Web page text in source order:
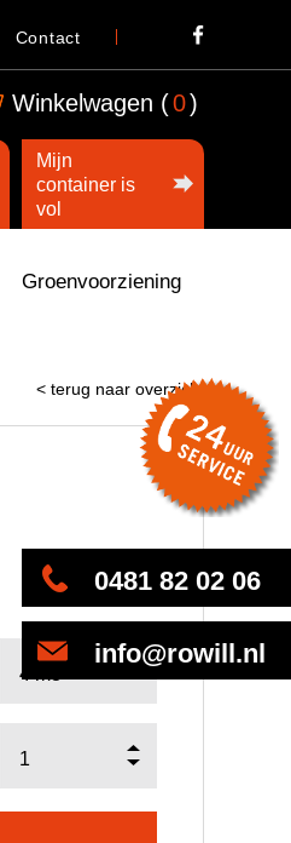
Contact
Winkelwagen (0)
Mijn
container is
vol
Groenvoorziening
0481 82 02 06
info@rowill.nl
< terug naar overzicht